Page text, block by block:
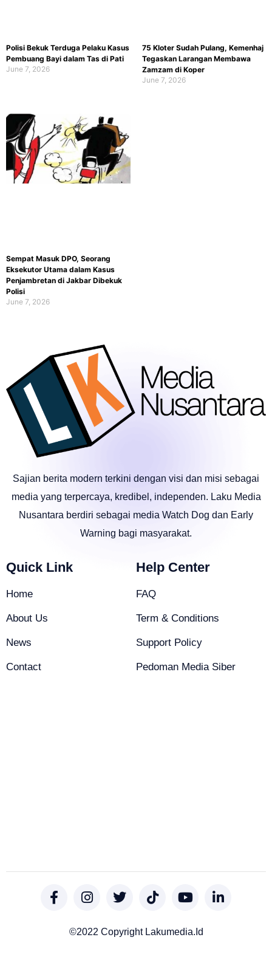
Polisi Bekuk Terduga Pelaku Kasus
Pembuang Bayi dalam Tas di Pati
June 7, 2026
75 Kloter Sudah Pulang, Kemenhaj
Tegaskan Larangan Membawa
Zamzam di Koper
June 7, 2026
Sempat Masuk DPO, Seorang
Eksekutor Utama dalam Kasus
Penjambretan di Jakbar Dibekuk
Polisi
June 7, 2026
Sajian berita modern terkini dengan visi dan misi sebagai
media yang terpercaya, kredibel, independen. Laku Media
Nusantara berdiri sebagai media Watch Dog dan Early
Warning bagi masyarakat.
Quick Link
Home
About Us
News
Contact
Help Center
FAQ
Term & Conditions
Support Policy
Pedoman Media Siber
©2022 Copyright Lakumedia.id